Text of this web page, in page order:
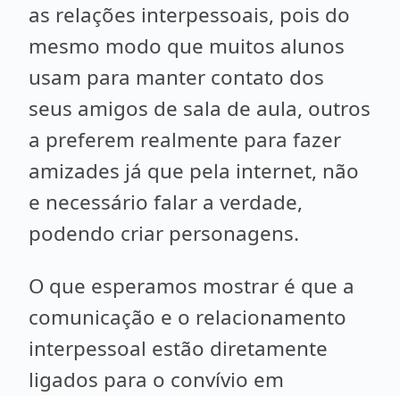
as relações interpessoais, pois do
mesmo modo que muitos alunos
usam para manter contato dos
seus amigos de sala de aula, outros
a preferem realmente para fazer
amizades já que pela internet, não
e necessário falar a verdade,
podendo criar personagens.
O que esperamos mostrar é que a
comunicação e o relacionamento
interpessoal estão diretamente
ligados para o convívio em